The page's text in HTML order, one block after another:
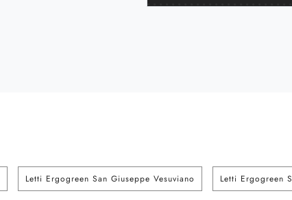
Letti Ergogreen San Giuseppe Vesuviano Letti Ergogreen